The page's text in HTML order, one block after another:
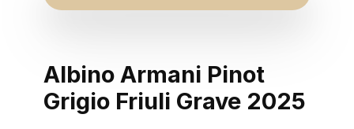
Albino Armani Pinot
Grigio Friuli Grave 2025